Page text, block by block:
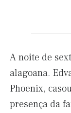
A noite de
alagoana.
Phoenix,
presença da